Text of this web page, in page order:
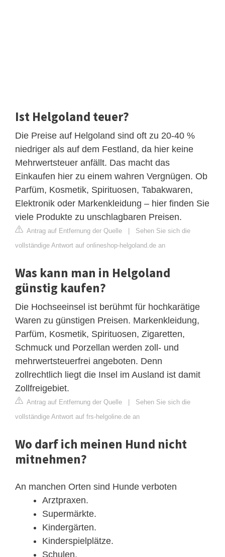
Ist Helgoland teuer?
Die Preise auf Helgoland sind oft zu 20-40 %
niedriger als auf dem Festland, da hier keine
Mehrwertsteuer anfällt. Das macht das
Einkaufen hier zu einem wahren Vergnügen. Ob
Parfüm, Kosmetik, Spirituosen, Tabakwaren,
Elektronik oder Markenkleidung – hier finden Sie
viele Produkte zu unschlagbaren Preisen.
Antrag auf Entfernung der Quelle | Sehen Sie sich die
vollständige Antwort auf onlineshop-helgoland.de an
Was kann man in Helgoland
günstig kaufen?
Die Hochseeinsel ist berühmt für hochkarätige
Waren zu günstigen Preisen. Markenkleidung,
Parfüm, Kosmetik, Spirituosen, Zigaretten,
Schmuck und Porzellan werden zoll- und
mehrwertsteuerfrei angeboten. Denn
zollrechtlich liegt die Insel im Ausland ist damit
Zollfreigebiet.
Antrag auf Entfernung der Quelle | Sehen Sie sich die
vollständige Antwort auf frs-helgoline.de an
Wo darf ich meinen Hund nicht
mitnehmen?
An manchen Orten sind Hunde verboten
Arztpraxen.
Supermärkte.
Kindergärten.
Kinderspielplätze.
Schulen.